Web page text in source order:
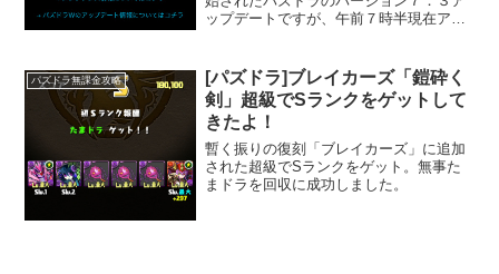
ップデートですが、午前７時半現在アン
反映されないので、引き続きメンテナン
ス継続中...
パズドラ無課金攻略
[パズドラ]ブレイカーズ「鎧砕く
剣」超級でSランクをゲットして
きたよ！
暫く振りの復刻「ブレイカーズ」に追加
された超級でSランクをゲット。無事た
まドラを回収に成功しました。